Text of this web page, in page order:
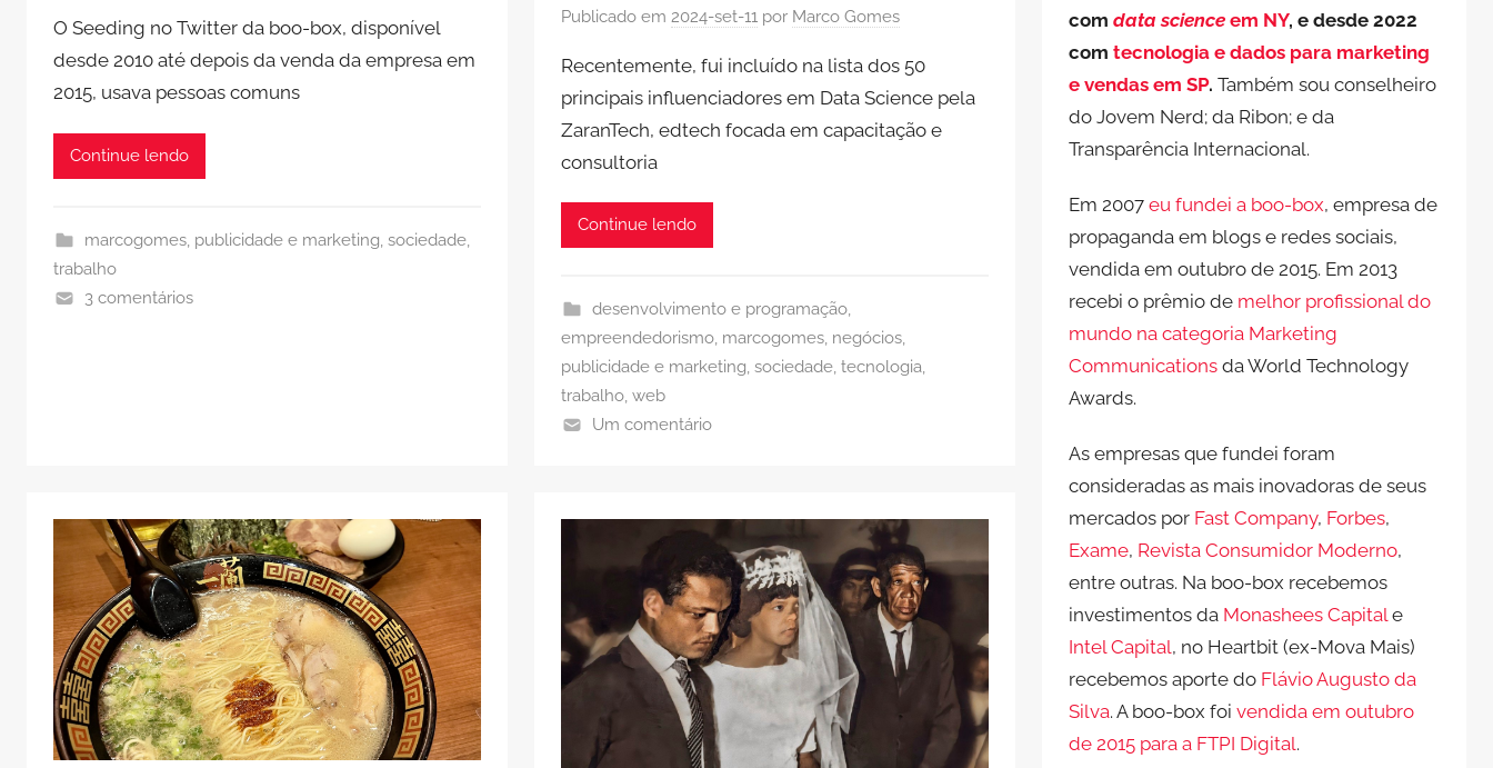
O Seeding no Twitter da boo-box, disponível
desde 2010 até depois da venda da empresa em
2015, usava pessoas comuns
Continue lendo
marcogomes, publicidade e marketing, sociedade,
trabalho
3 comentários
Publicado em2024-set-11 por Marco Gomes
Recentemente, fui incluído na lista dos 50
principais influenciadores em Data Science pela
ZaranTech, edtech focada em capacitação e
consultoria
Continue lendo
desenvolvimento e programação,
empreendedorismo, marcogomes, negócios,
publicidade e marketing,sociedade,tecnologia,
trabalho,web
Um comentário
comdata science em NY, e desde 2022
comtecnologia e dados para marketing
e vendas em SP. Também sou conselheiro
do Jovem Nerd; da Ribon; e da
Transparência Internacional.
Em 2007eu fundei a boo-box, empresa de
propaganda em blogs e redes sociais,
vendida em outubro de 2015. Em 2013
recebi o prêmio de melhor profissional do
mundo na categoria Marketing
Communications da World Technology
Awards.
As empresas que fundei foram
consideradas as mais inovadoras de seus
mercados por Fast Company, Forbes,
Exame, Revista Consumidor Moderno,
entre outras. Na boo-box recebemos
investimentos da Monashees Capitale
Intel Capital, no Heartbit (ex-Mova Mais)
recebemos aporte do Flávio Augusto da
Silva. A boo-box foivendida em outubro
de 2015 para a FTPI Digital.